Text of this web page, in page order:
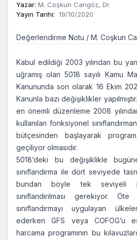
Yazar: M. Coşkun Cangöz, Dr.
Yayın Tarihi: 19/10/2020
Değerlendirme Notu / M. Coşkun
Kabul edildiği 2003 yılından bu
uğramış olan 5018 sayılı Kamu
Kanununda son olarak 16 Ekim
Kanunla bazı değişiklikler
en önemli düzenleme 2008
kullanılan fonksiyonel
bütçesinden başlayarak program
geçiliyor olmasıdır.
5018’deki bu değişiklikle
sınıflandırma ile dört seviyede
bundan böyle tek seviyeli
sınıflandırılması gerekiyor.
sınıflandırmayı uygulayan
ederken GFS veya COFOG’u
harcama programının bu